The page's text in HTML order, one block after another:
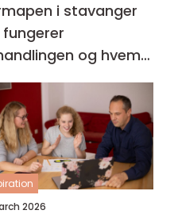
i stavanger
fungerer
og hvem
passer for
2026